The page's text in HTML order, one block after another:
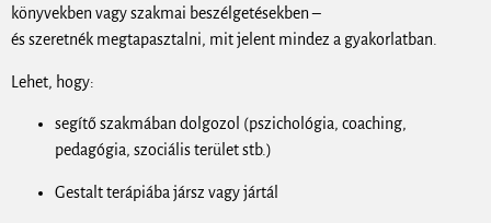
könyvekben vagy szakmai beszélgetésekben –
és szeretnék megtapasztalni, mit jelent mindez a gyakorlatban.
Lehet, hogy:
segítő szakmában dolgozol (pszichológia, coaching,
pedagógia, szociális terület stb.)
Gestalt terápiába jársz vagy jártál